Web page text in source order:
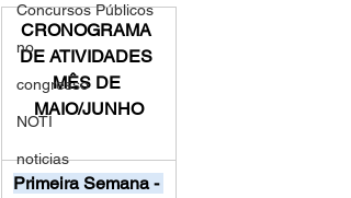
Concursos Públicos
no
congresso
NOTI
noticias
CRONOGRAMA
DE ATIVIDADES
MÊS DE
MAIO/JUNHO
Primeira Semana -